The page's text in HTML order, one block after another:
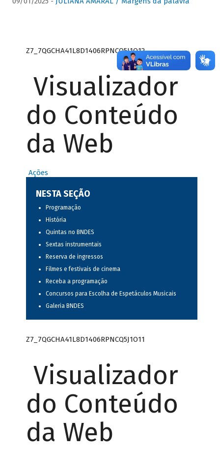
Z7_7QGCHA41L8D1406RPNCQ5J1O12
Visualizador
do Conteúdo
da Web
Ações
NESTA SEÇÃO
Programação
História
Quintas no BNDES
Sextas instrumentais
Reserva de ingressos
Filmes e festivais de cinema
Receba a programação
Concursos para Escolha de Espetáculos Musicais
Galeria BNDES
Z7_7QGCHA41L8D1406RPNCQ5J1O11
Visualizador
do Conteúdo
da Web